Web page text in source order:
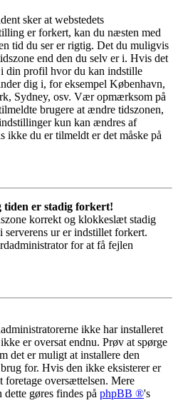
sker at webstedets
er forkert, kan du næsten med
tid du ser er rigtig. Det du muligvis
end den du selv er i. Hvis det
din profil hvor du kan indstille
dig i, for eksempel København,
Sydney, osv. Vær opmærksom på
brugere at ændre tidszonen,
kun kan ændres af
ikke du er tilmeldt er det måske på
tiden er stadig forkert!
korrekt og klokkeslæt stadig
serverens ur er indstillet forkert.
for at få fejlen
ikke har installeret
er oversat endnu. Prøv at spørge
det er muligt at installere den
for. Hvis den ikke eksisterer er
foretage oversættelsen. Mere
gøres findes på phpBB ®'s